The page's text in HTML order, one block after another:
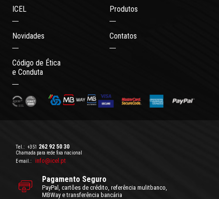
ICEL Produtos
Novidades Contatos
Código de Ética
e Conduta
Tel.: +351 262 92 50 30
Chamada para rede fixa nacional
E-mail.:
info@icel.pt
Pagamento Seguro
PayPal, cartões de crédito, referência mulitbanco,
MBWay e transferência bancária